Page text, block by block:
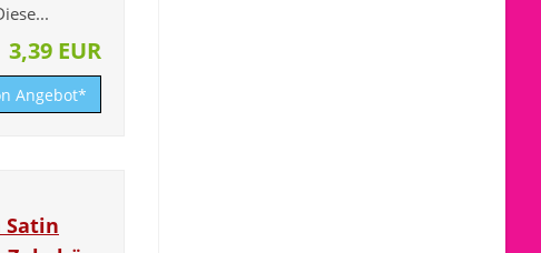
3,39 EUR
Angebot*
Satin